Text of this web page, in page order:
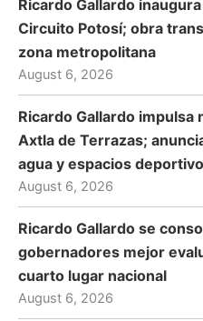
Ricardo Gallardo
Circuito Potosí; obra
zona metropolitana
August 6, 2026
Ricardo Gallardo impulsa
Axtla de Terrazas;
agua y espacios
August 6, 2026
Ricardo Gallardo se
gobernadores mejor
cuarto lugar nacional
August 6, 2026